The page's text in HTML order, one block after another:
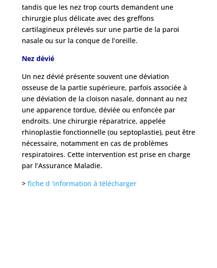
tandis que les nez trop courts demandent une
chirurgie plus délicate avec des greffons
cartilagineux prélevés sur une partie de la paroi
nasale ou sur la conque de l’oreille.
Nez dévié
Un nez dévié présente souvent une déviation
osseuse de la partie supérieure, parfois associée à
une déviation de la cloison nasale, donnant au nez
une apparence tordue, déviée ou enfoncée par
endroits. Une chirurgie réparatrice, appelée
rhinoplastie fonctionnelle (ou septoplastie), peut être
nécessaire, notamment en cas de problèmes
respiratoires. Cette intervention est prise en charge
par l’Assurance Maladie.
> fiche d ‘information à télécharger